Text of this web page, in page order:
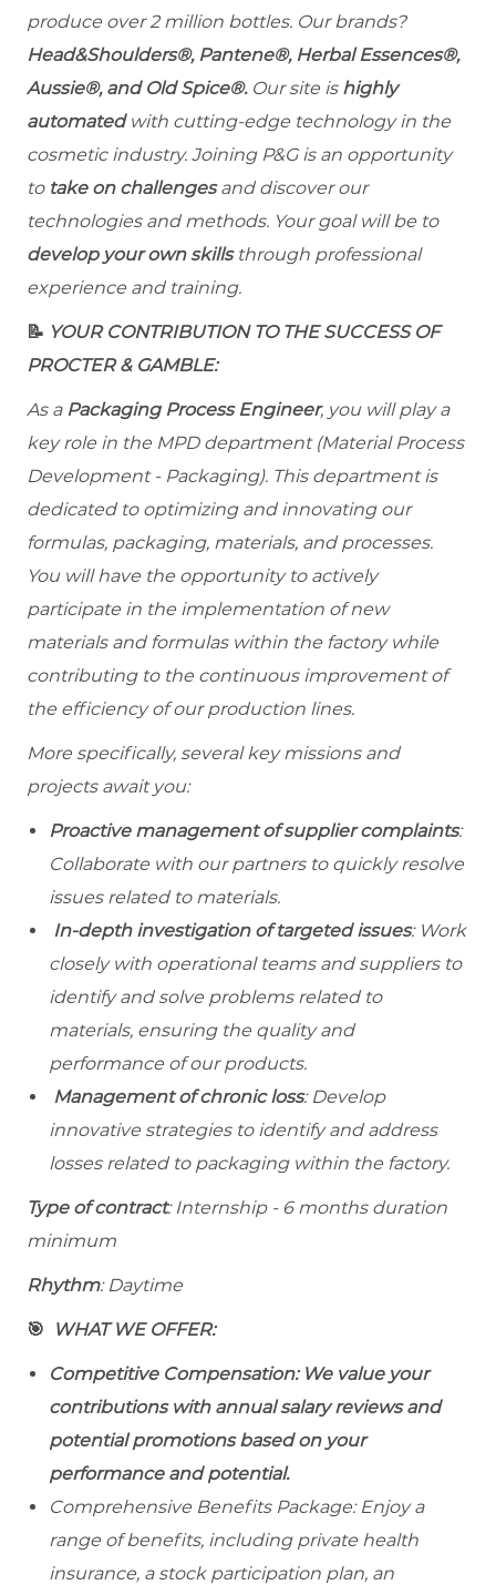
produce over 2 million bottles. Our brands?
Head&Shoulders®, Pantene®, Herbal Essences®,
Aussie®, and Old Spice®.Our site is highly
automatedwith cutting-edge technology in the
cosmetic industry. Joining P&G is an opportunity
to take on challengesand discover our
technologies and methods. Your goal will be to
develop your own skillsthrough professional
experience and training.
📝 YOUR CONTRIBUTION TO THE SUCCESS OF
PROCTER & GAMBLE:
As a Packaging Process Engineer, you will play a
key role in the MPD department (Material Process
Development - Packaging). This department is
dedicated to optimizing and innovating our
formulas, packaging, materials, and processes.
You will have the opportunity to actively
participate in the implementation of new
materials and formulas within the factory while
contributing to the continuous improvement of
the efficiency of our production lines.
More specifically, several key missions and
projects await you:
Proactive management of supplier complaints:
Collaborate with our partners to quickly resolve
issues related to materials.
In-depth investigation of targeted issues: Work
closely with operational teams and suppliers to
identify and solve problems related to
materials, ensuring the quality and
performance of our products.
Management of chronic loss: Develop
innovative strategies to identify and address
losses related to packaging within the factory.
Type of contract: Internship - 6 months duration
minimum
Rhythm: Daytime
🎯 WHAT WE OFFER:
Competitive Compensation: We value your
contributions with annual salary reviews and
potential promotions based on your
performance and potential.
Comprehensive Benefits Package: Enjoy a
range of benefits, including private health
insurance, a stock participation plan, an